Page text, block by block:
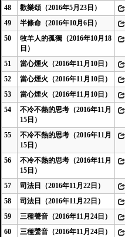
48 歡樂頌（2016年5月23日）
49
半條命（2016年10月6日）
50
牧羊人的孤獨（2016年10月18
日）
51 當心煙火（2016年11月10日）
52
當心煙火（2016年11月10日）
53
當心煙火（2016年11月10日）
54
不冷不熱的思考（2016年11月
15日）
55
不冷不熱的思考（2016年11月
15日）
56
不冷不熱的思考（2016年11月
15日）
57 司法日（2016年11月22日）
58
司法日（2016年11月22日）
59
三種聲音（2016年11月24日）
60
三種聲音（2016年11月24日）